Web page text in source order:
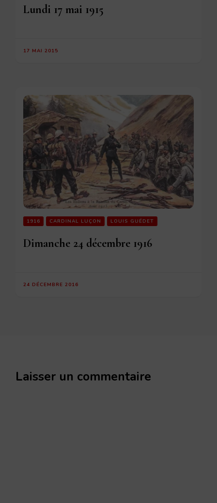
Lundi 17 mai 1915
17 MAI 2015
1916 CARDINAL LUÇON LOUIS GUÉDET
Dimanche 24 décembre 1916
24 DÉCEMBRE 2016
Laisser un commentaire